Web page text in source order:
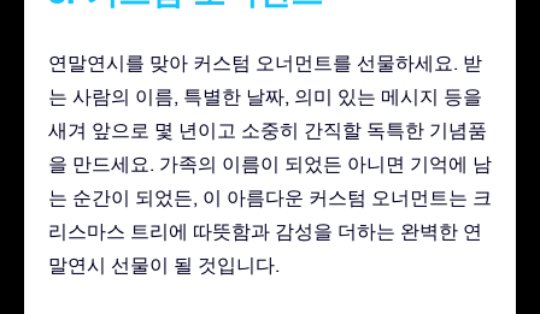
연말연시를 맞아 커스텀 오너먼트를 선물하세요. 받
는 사람의 이름, 특별한 날짜, 의미 있는 메시지 등을
새겨 앞으로 몇 년이고 소중히 간직할 독특한 기념품
을 만드세요. 가족의 이름이 되었든 아니면 기억에 남
는 순간이 되었든, 이 아름다운 커스텀 오너먼트는 크
리스마스 트리에 따뜻함과 감성을 더하는 완벽한 연
말연시 선물이 될 것입니다.